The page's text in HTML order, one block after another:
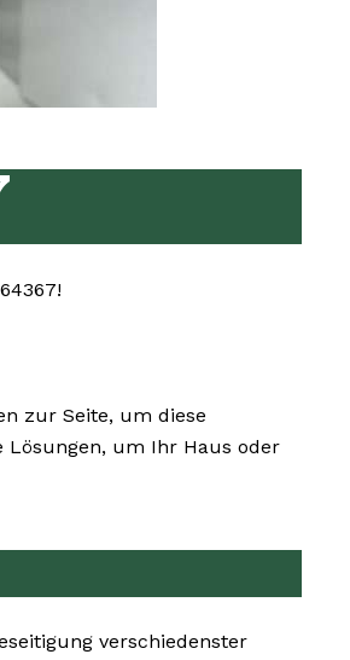
zur Seite, um diese
Lösungen, um Ihr Haus oder
verschiedenster